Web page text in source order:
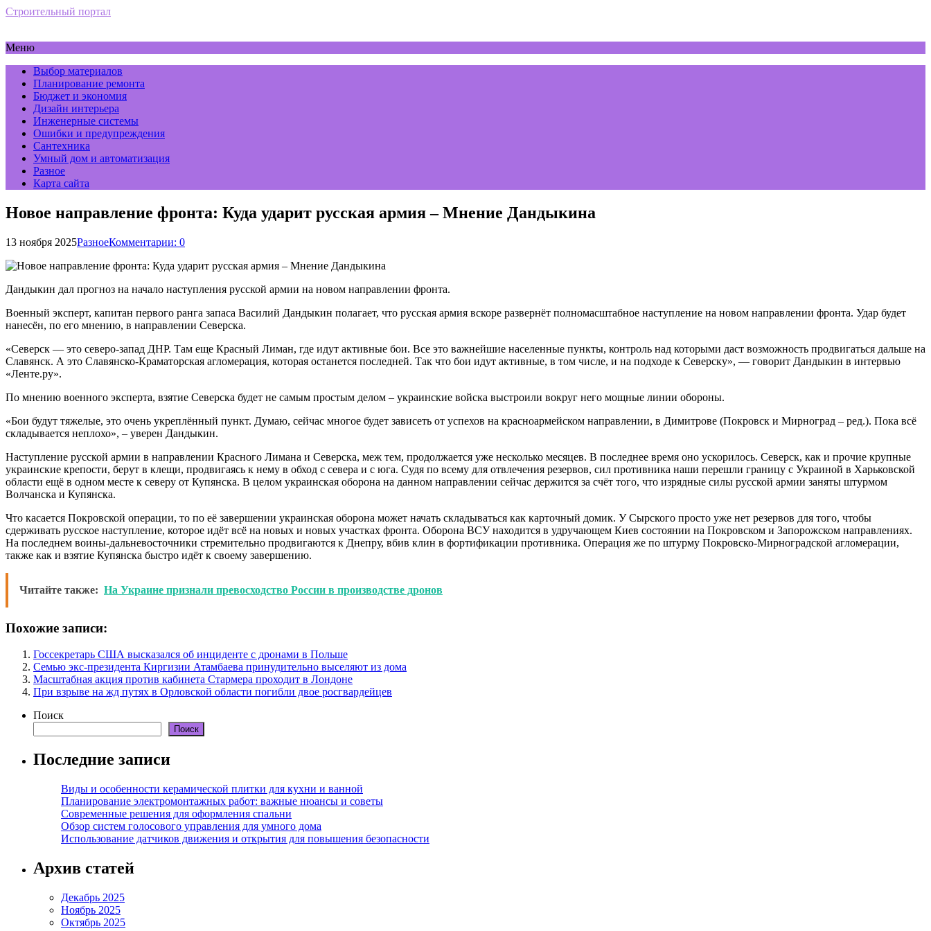
Строительный портал
Меню
Выбор материалов
Планирование ремонта
Бюджет и экономия
Дизайн интерьера
Инженерные системы
Ошибки и предупреждения
Сантехника
Умный дом и автоматизация
Разное
Карта сайта
Новое направление фронта: Куда ударит русская армия – Мнение Дандыкина
13 ноября 2025РазноеКомментарии: 0
Дандыкин дал прогноз на начало наступления русской армии на новом направлении фронта.
Военный эксперт, капитан первого ранга запаса Василий Дандыкин полагает, что русская армия вскоре развернёт полномасштабное наступление на новом направлении фронта. Удар будет
нанесён, по его мнению, в направлении Северска.
«Северск — это северо-запад ДНР. Там еще Красный Лиман, где идут активные бои. Все это важнейшие населенные пункты, контроль над которыми даст возможность продвигаться дальше на
Славянск. А это Славянско-Краматорская агломерация, которая останется последней. Так что бои идут активные, в том числе, и на подходе к Северску», — говорит Дандыкин в интервью
«Ленте.ру».
По мнению военного эксперта, взятие Северска будет не самым простым делом – украинские войска выстроили вокруг него мощные линии обороны.
«Бои будут тяжелые, это очень укреплённый пункт. Думаю, сейчас многое будет зависеть от успехов на красноармейском направлении, в Димитрове (Покровск и Мирноград – ред.). Пока всё
складывается неплохо», – уверен Дандыкин.
Наступление русской армии в направлении Красного Лимана и Северска, меж тем, продолжается уже несколько месяцев. В последнее время оно ускорилось. Северск, как и прочие крупные
украинские крепости, берут в клещи, продвигаясь к нему в обход с севера и с юга. Судя по всему для отвлечения резервов, сил противника наши перешли границу с Украиной в Харьковской
области ещё в одном месте к северу от Купянска. В целом украинская оборона на данном направлении сейчас держится за счёт того, что изрядные силы русской армии заняты штурмом
Волчанска и Купянска.
Что касается Покровской операции, то по её завершении украинская оборона может начать складываться как карточный домик. У Сырского просто уже нет резервов для того, чтобы
сдерживать русское наступление, которое идёт всё на новых и новых участках фронта. Оборона ВСУ находится в удручающем Киев состоянии на Покровском и Запорожском направлениях.
На последнем воины-дальневосточники стремительно продвигаются к Днепру, вбив клин в фортификации противника. Операция же по штурму Покровско-Мирноградской агломерации,
также как и взятие Купянска быстро идёт к своему завершению.
Читайте также: На Украине признали превосходство России в производстве дронов
Похожие записи:
Госсекретарь США высказался об инциденте с дронами в Польше
Семью экс-президента Киргизии Атамбаева принудительно выселяют из дома
Масштабная акция против кабинета Стармера проходит в Лондоне
При взрыве на жд путях в Орловской области погибли двое росгвардейцев
Поиск
Поиск
Последние записи
Виды и особенности керамической плитки для кухни и ванной
Планирование электромонтажных работ: важные нюансы и советы
Современные решения для оформления спальни
Обзор систем голосового управления для умного дома
Использование датчиков движения и открытия для повышения безопасности
Архив статей
Декабрь 2025
Ноябрь 2025
Октябрь 2025